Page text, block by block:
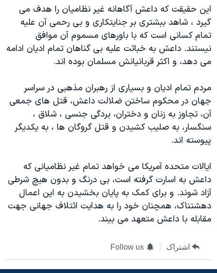
چهل سال گروگان‌گیری
قانون شفافیت دارائی کادر رهبری ایران
اعتراضات مردمی آبان ۹۸
اسرائیل در جنگ
همایش محافظه‌کاران آمریکا «سی‌پک»
صفحه‌های ویژه
سفر پرزیدنت ترامپ به چین
این حقیقت که داعش آگاهانه غیر نظامیان را هدف می
گیرد ، شاهد ببشتری بر جنایتکاری و بی رحمی آن علیه
تمام کسانی است که با باورهای مسموم آن موافق
نیستند. داعش به خباثت علیه بی گناهان تمام ادیان ادامه
می دهد، و اکثر قربانیانش مسلمان بوده اند.
مردم تمام ادیان و بسیاری از رهبران مذهبی در سراسر
جهان در محکوم ساختن ضلالت داعش، قتل های جمعی
آن، تجاوز به زنان و دختران، بردگی جنسی ، شلاق ،
سنگسار، به صلیب کشیدن و قتل گروگان ها ، به یکدیگر
پیوسته اند.
ایالات متحده آمریکا می خواهد تمام غیر نظامیانی که
داعش به اسارت گرفته است، بی درنگ و بدون هیچ شرطی
آزاد شوند. و برای کمک به پایان بخشیدن به این اعمال
دهشتناک، همچنان خود را به هدایت ائتلاف جهانی جهت
مقابله با داعش متعهد می بیند.
اشتراک Follow us